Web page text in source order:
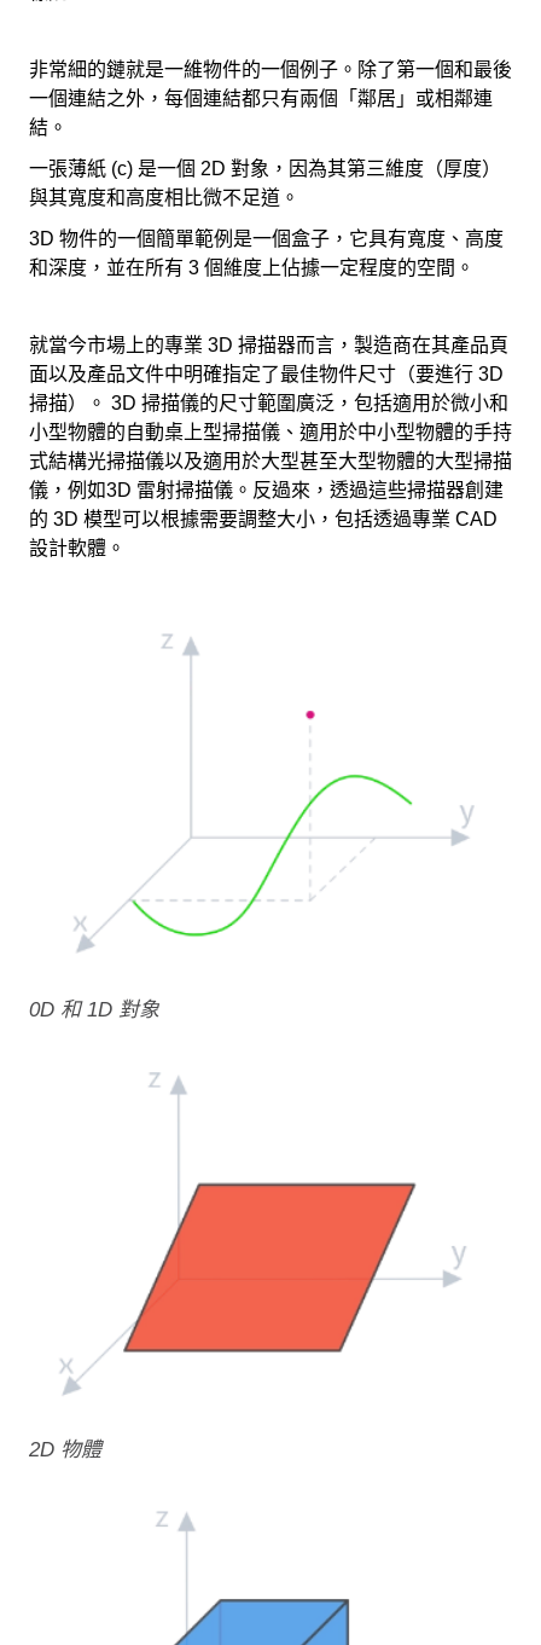
非常細的鏈就是一維物件的一個例子。除了第一個和最後
一個連結之外，每個連結都只有兩個「鄰居」或相鄰連
結。
一張薄紙 (c) 是一個 2D 對象，因為其第三維度（厚度）
與其寬度和高度相比微不足道。
3D 物件的一個簡單範例是一個盒子，它具有寬度、高度
和深度，並在所有 3 個維度上佔據一定程度的空間。
就當今市場上的專業 3D 掃描器而言，製造商在其產品頁
面以及產品文件中明確指定了最佳物件尺寸（要進行 3D
掃描）。 3D 掃描儀的尺寸範圍廣泛，包括適用於微小和
小型物體的自動桌上型掃描儀、適用於中小型物體的手持
式結構光掃描儀以及適用於大型甚至大型物體的大型掃描
儀，例如3D 雷射掃描儀。反過來，透過這些掃描器創建
的 3D 模型可以根據需要調整大小，包括透過專業 CAD
設計軟體。
0D 和 1D 對象
2D 物體